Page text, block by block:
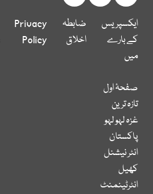
ایکسپریس
کے بارے
میں
ضابطہ
اخلاق
Privacy
Policy
صفحۂ اول
تازہ ترین
غزہ لہو لہو
پاکستان
انٹر نیشنل
کھیل
انٹرٹینمنٹ